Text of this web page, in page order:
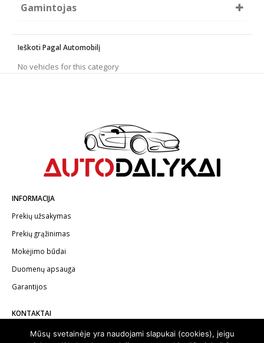
Gamintojas
Soll
Ieškoti Pagal Automobilį
No vehicles for this category
INFORMACIJA
Prekių užsakymas
Prekių grąžinimas
Mokėjimo būdai
Duomenų apsauga
Garantijos
KONTAKTAI
Telefonas:+370 602 62622
Mūsų svetainėje yra naudojami slapukai (cookies), jeigu